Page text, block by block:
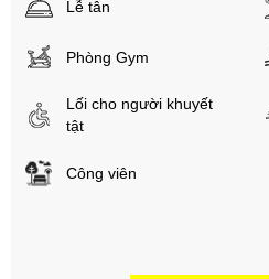
Lễ tân
Phòng Gym
Lối cho người khuyết
tật
Công viên